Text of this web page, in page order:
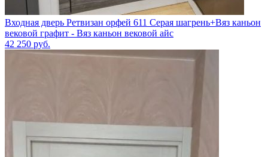
Входная дверь Ретвизан орфей 611 Серая шагрень+Вяз каньон
вековой графит - Вяз каньон вековой айс
42 250 руб.